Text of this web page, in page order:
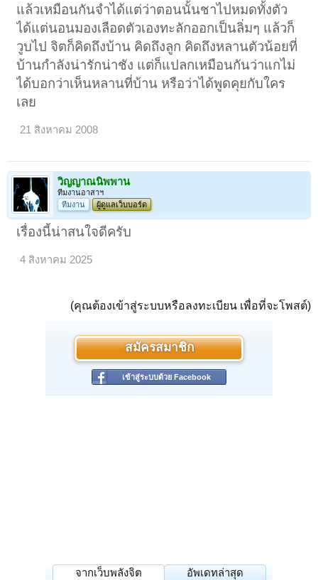
แล้วเหมือนกันจำได้แต่ว่าตอนนั้นชาไปหมดทั้งตัว
ได้แต่นอนมองเลือดตัวเองทะลักออกเป็นลิ่มๆ แล้วก็
วูบไป จิตก็คิดถึงบ้าน คิดถึงลูก คิดถึงหลานตัวน้อยที่
บ้านกำลังน่ารักน่าชัง แต่ก็แปลกเหมือนกันว่าแกไม่
ได้บอกว่าเห็นหลานที่บ้าน หรือว่าได้พูดคุยกับใคร
เลย
21 สิงหาคม 2008
วิญญาณนิพพาน
ทีมงานอาสาฯ
ทีมงาน
ผู้ดูแลเว็บบอร์ด
เรื่องนี้น่าสนใจดีครับ
4 สิงหาคม 2025
(คุณต้องเข้าสู่ระบบหรือลงทะเบียน เพื่อที่จะโพสต์)
สมัครสมาชิก
เข้าสู่ระบบด้วย Facebook
จากเว็บพลังจิต อัพเดทล่าสุด